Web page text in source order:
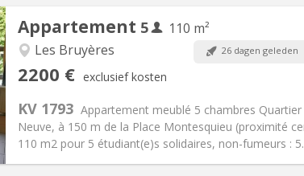
Appartement 5
110 m²
Les Bruyères
2200 € exclusief kosten
26 dagen geleden
KV 1793 Appartement meublé 5 chambres
Neuve, à 150 m de la Place Montesquieu (proximité
110 m2 pour 5 étudiant(e)s solidaires, non-fumeurs :
Inrichting
Badkamer:Gemeenschappelijk
Oppervlakte:110 m2
Sfeer: